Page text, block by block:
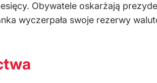
Obywatele oskarżają
wyczerpała swoje rezerwy